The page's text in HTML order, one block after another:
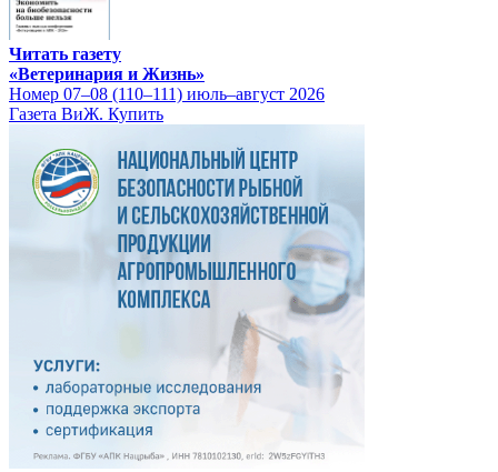
Читать газету
«Ветеринария и Жизнь»
Номер 07–08 (110–111) июль–август 2026
Газета ВиЖ. Купить